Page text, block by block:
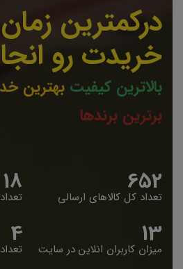
درکمترین
خریدت رو
بالاترین کیفیت بهترین
برترین برندها
653
تعداد کل کالاهای ارسالی 19
14
میزان کاربران انلاین در سایت 5